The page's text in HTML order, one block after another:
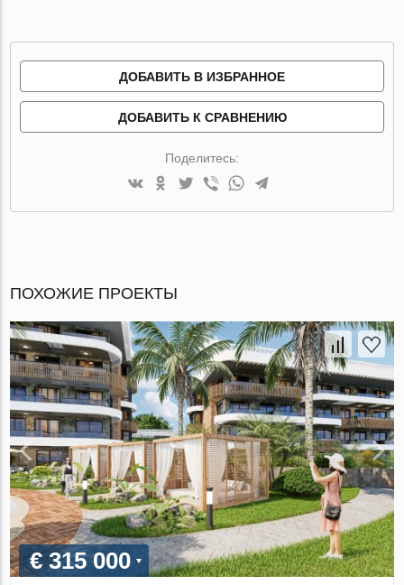
ДОБАВИТЬ В ИЗБРАННОЕ
ДОБАВИТЬ К СРАВНЕНИЮ
Поделитесь:
ПОХОЖИЕ ПРОЕКТЫ
€ 315 000